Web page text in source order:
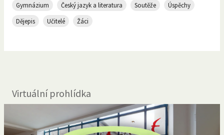
Gymnázium Český jazyk a literatura Soutěže
Úspěchy
Dějepis
Učitelé Žáci
Virtuální prohlídka